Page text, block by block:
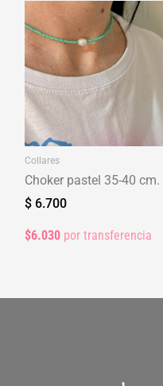
Collares
Choker pastel 35-40 cm.
$ 6.700
$6.030 por transferencia